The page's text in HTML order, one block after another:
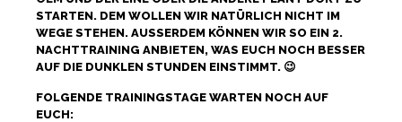
STARTEN. DEM WOLLEN WIR NATÜRLICH NICHT IM
WEGE STEHEN. AUSSERDEM KÖNNEN WIR SO EIN 2. N
ACHTTRAINING ANBIETEN, WAS EUCH NOCH BESSER A
UF DIE DUNKLEN STUNDEN EINSTIMMT. 😉
FOLGENDE TRAININGSTAGE WARTEN NOCH AUF
EUCH: